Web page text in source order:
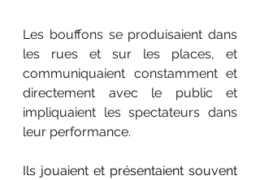
Les bouffons se produisaient dans
les rues et sur les places, et
communiquaient constamment et
directement avec le public et
impliquaient les spectateurs dans
leur performance.
Ils jouaient et présentaient souvent